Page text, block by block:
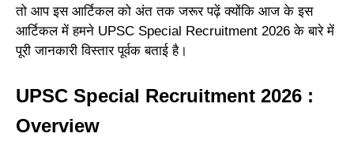
तो आप इस आर्टिकल को अंत तक जरूर पढ़ें क्योंकि आज के इस
आर्टिकल में हमने UPSC Special Recruitment 2026 के बारे में
पूरी जानकारी विस्तार पूर्वक बताई है।
UPSC Special Recruitment 2026 :
Overview